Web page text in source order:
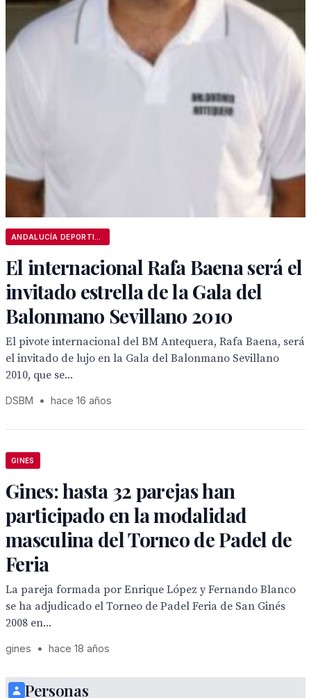
El internacional Rafa Baena será el
invitado estrella de la Gala del
Balonmano Sevillano 2010
El pivote internacional del BM Antequera, Rafa Baena, será
el invitado de lujo en la Gala del Balonmano Sevillano
2010, que se...
DSBM • hace 16 años
GINES
Gines: hasta 32 parejas han
participado en la modalidad
masculina del Torneo de Padel de
Feria
La pareja formada por Enrique López y Fernando Blanco
se ha adjudicado el Torneo de Padel Feria de San Ginés
2008 en...
gines • hace 18 años
Personas